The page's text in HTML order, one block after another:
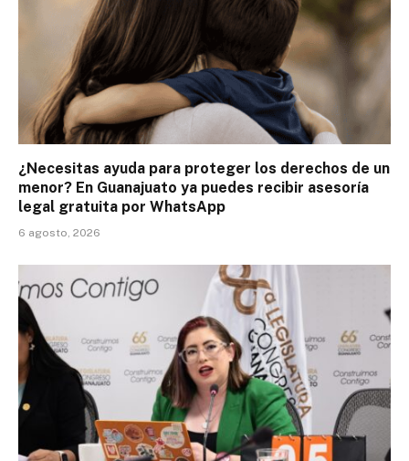
¿Necesitas ayuda para proteger los derechos de un
menor? En Guanajuato ya puedes recibir asesoría
legal gratuita por WhatsApp
6 agosto, 2026